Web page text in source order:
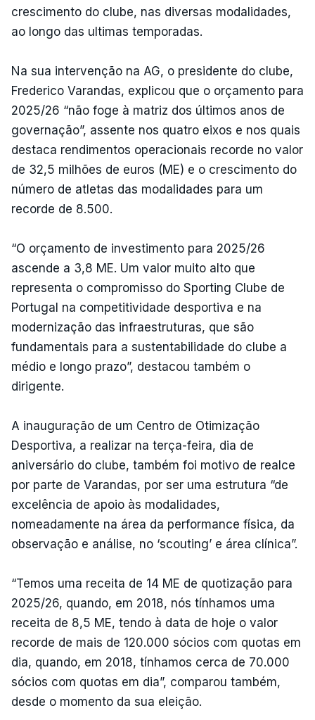
crescimento do clube, nas diversas modalidades,
ao longo das ultimas temporadas.
Na sua intervenção na AG, o presidente do clube,
Frederico Varandas, explicou que o orçamento para
2025/26 “não foge à matriz dos últimos anos de
governação”, assente nos quatro eixos e nos quais
destaca rendimentos operacionais recorde no valor
de 32,5 milhões de euros (ME) e o crescimento do
número de atletas das modalidades para um
recorde de 8.500.
“O orçamento de investimento para 2025/26
ascende a 3,8 ME. Um valor muito alto que
representa o compromisso do Sporting Clube de
Portugal na competitividade desportiva e na
modernização das infraestruturas, que são
fundamentais para a sustentabilidade do clube a
médio e longo prazo”, destacou também o
dirigente.
A inauguração de um Centro de Otimização
Desportiva, a realizar na terça-feira, dia de
aniversário do clube, também foi motivo de realce
por parte de Varandas, por ser uma estrutura “de
excelência de apoio às modalidades,
nomeadamente na área da performance física, da
observação e análise, no ‘scouting’ e área clínica”.
“Temos uma receita de 14 ME de quotização para
2025/26, quando, em 2018, nós tínhamos uma
receita de 8,5 ME, tendo à data de hoje o valor
recorde de mais de 120.000 sócios com quotas em
dia, quando, em 2018, tínhamos cerca de 70.000
sócios com quotas em dia”, comparou também,
desde o momento da sua eleição.